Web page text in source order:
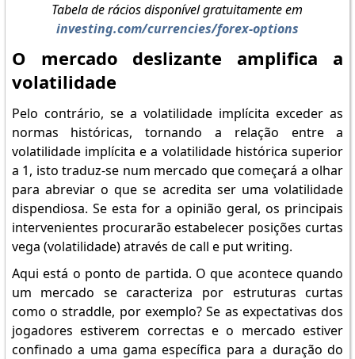
Tabela de rácios disponível gratuitamente em
investing.com/currencies/forex-options
O mercado deslizante amplifica a
volatilidade
Pelo contrário, se a volatilidade implícita exceder as
normas históricas, tornando a relação entre a
volatilidade implícita e a volatilidade histórica superior
a 1, isto traduz-se num mercado que começará a olhar
para abreviar o que se acredita ser uma volatilidade
dispendiosa. Se esta for a opinião geral, os principais
intervenientes procurarão estabelecer posições curtas
vega (volatilidade) através de call e put writing.
Aqui está o ponto de partida. O que acontece quando
um mercado se caracteriza por estruturas curtas
como o straddle, por exemplo? Se as expectativas dos
jogadores estiverem correctas e o mercado estiver
confinado a uma gama específica para a duração do